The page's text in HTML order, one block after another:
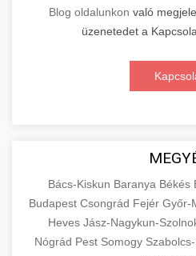
Blog oldalunkon való
üzenetedet a
Bács-Kiskun Baranya Békés
Budapest Csongrád Fejér Győr-
Heves Jász-Nagykun-
Nógrád Pest Somogy